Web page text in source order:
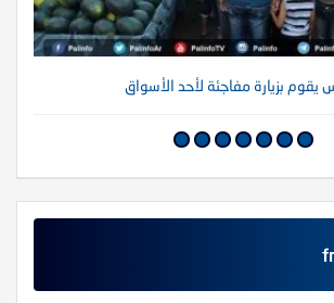
يقوم بزيارة مفاجئة لأحد الأسواق